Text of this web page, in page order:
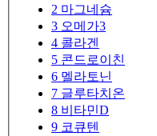
2 마그네슘
3 오메가3
4 콜라겐
5 콘드로이친
6 멜라토닌
7 글루타치온
8 비타민D
9 코큐텐